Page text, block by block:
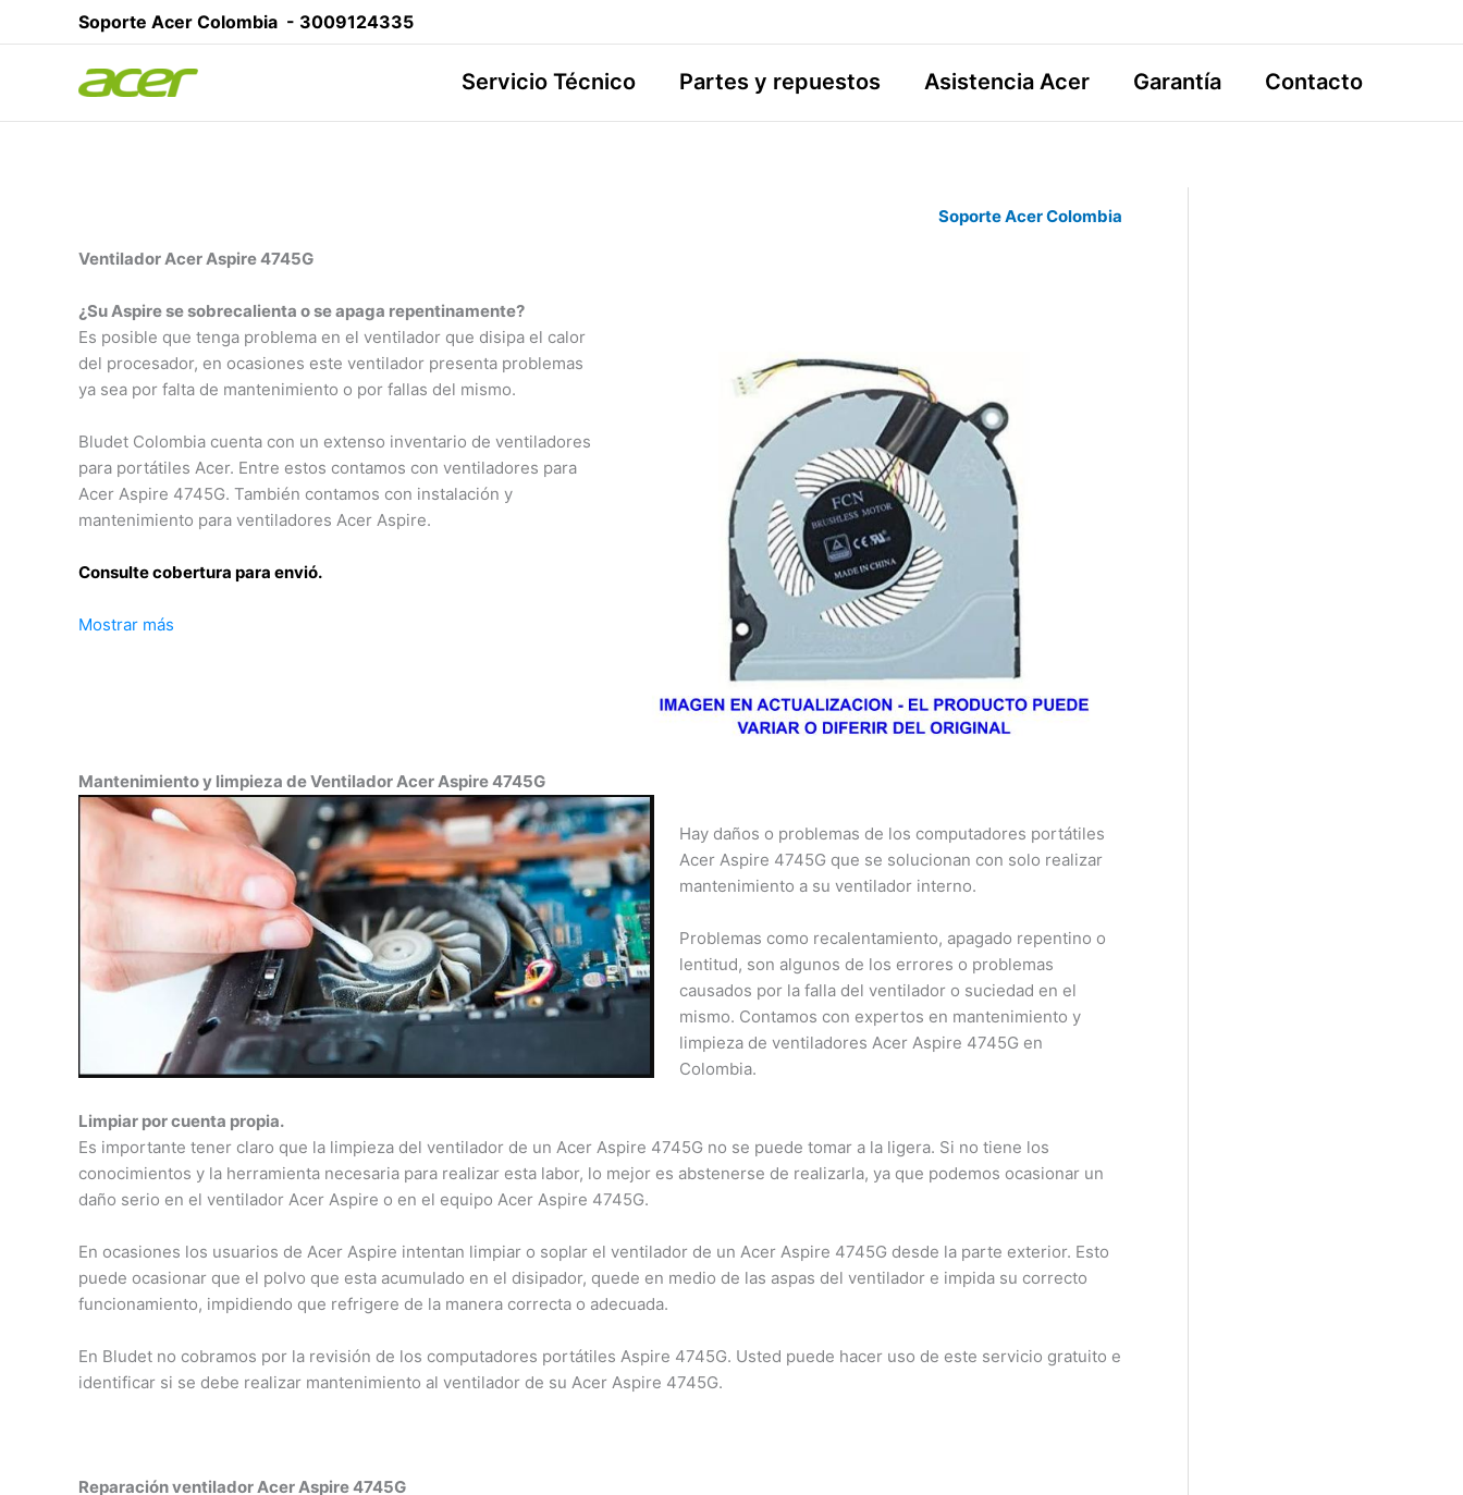
Soporte Acer Colombia - 3009124335
Servicio Técnico Partes y repuestos Asistencia Acer Garantía Contacto
Soporte Acer Colombia
Ventilador Acer Aspire 4745G
¿Su Aspire se sobrecalienta o se apaga repentinamente?
Es posible que tenga problema en el ventilador que disipa el calor
del procesador, en ocasiones este ventilador presenta problemas
ya sea por falta de mantenimiento o por fallas del mismo.
Bludet Colombia cuenta con un extenso inventario de ventiladores
para portátiles Acer. Entre estos contamos con ventiladores para
Acer Aspire 4745G. También contamos con instalación y
mantenimiento para ventiladores Acer Aspire.
Consulte cobertura para envió.
Leticia, Medellín, Arauca, Barranquilla, Cartagena, Tunja, Manizales,
Mostrar más
Mantenimiento y limpieza de Ventilador Acer Aspire 4745G
Hay daños o problemas de los computadores portátiles
Acer Aspire 4745G que se solucionan con solo realizar
mantenimiento a su ventilador interno.
Problemas como recalentamiento, apagado repentino o
lentitud, son algunos de los errores o problemas
causados por la falla del ventilador o suciedad en el
mismo. Contamos con expertos en mantenimiento y
limpieza de ventiladores Acer Aspire 4745G en
Colombia.
Limpiar por cuenta propia.
Es importante tener claro que la limpieza del ventilador de un Acer Aspire 4745G no se puede tomar a la ligera. Si no tiene los
conocimientos y la herramienta necesaria para realizar esta labor, lo mejor es abstenerse de realizarla, ya que podemos ocasionar un
daño serio en el ventilador Acer Aspire o en el equipo Acer Aspire 4745G.
En ocasiones los usuarios de Acer Aspire intentan limpiar o soplar el ventilador de un Acer Aspire 4745G desde la parte exterior. Esto
puede ocasionar que el polvo que esta acumulado en el disipador, quede en medio de las aspas del ventilador e impida su correcto
funcionamiento, impidiendo que refrigere de la manera correcta o adecuada.
En Bludet no cobramos por la revisión de los computadores portátiles Aspire 4745G. Usted puede hacer uso de este servicio gratuito e
identificar si se debe realizar mantenimiento al ventilador de su Acer Aspire 4745G.
Reparación ventilador Acer Aspire 4745G
¡Hola!
¿Quieres asesoría profesional, consultar un producto o
servicio?
Aviso Importante
Informamos a todos nuestros clientes que, a partir del 1 de
abril, ya no tendremos atención los días sábados.
Agradecemos su comprensión y confianza. Estamos
comprometidos en seguir brindándoles el mejor servicio
dentro de este nuevo horario.